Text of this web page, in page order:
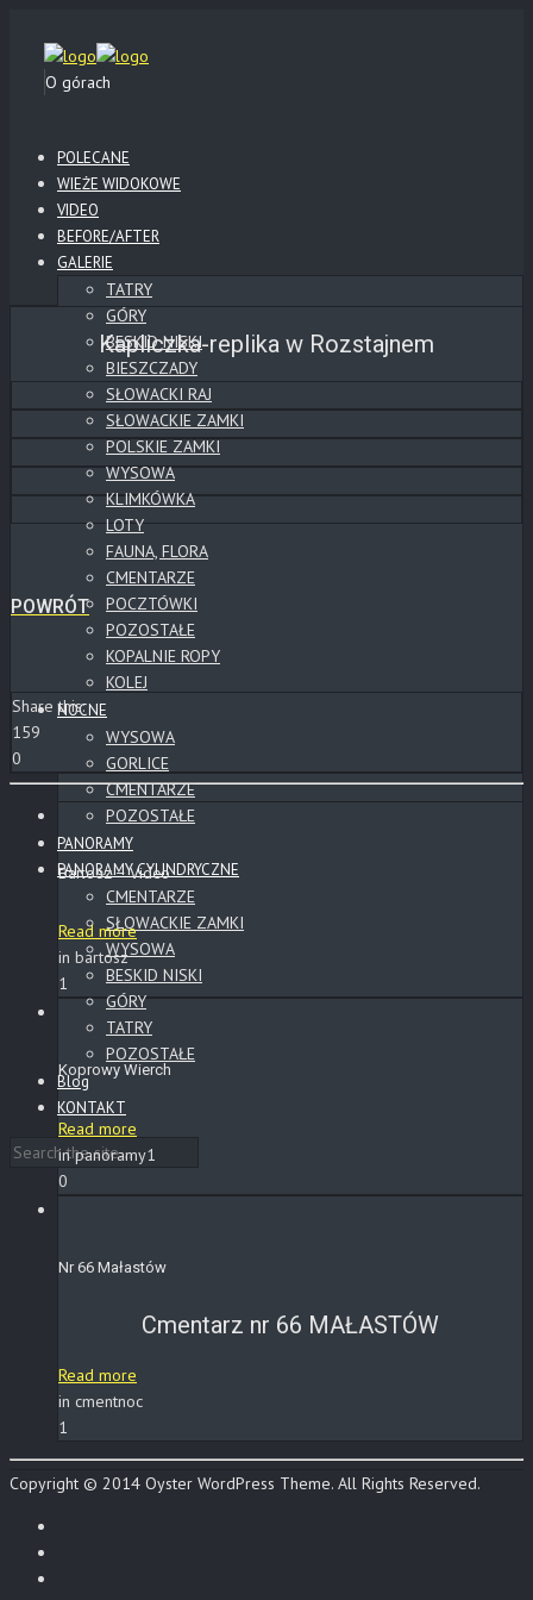
O górach
POLECANE
WIEŻE WIDOKOWE
VIDEO
BEFORE/AFTER
GALERIE
TATRY
GÓRY
BESKID NISKI
BIESZCZADY
SŁOWACKI RAJ
SŁOWACKIE ZAMKI
POLSKIE ZAMKI
WYSOWA
KLIMKÓWKA
LOTY
FAUNA, FLORA
CMENTARZE
POCZTÓWKI
POZOSTAŁE
KOPALNIE ROPY
KOLEJ
NOCNE
WYSOWA
GORLICE
CMENTARZE
POZOSTAŁE
PANORAMY
PANORAMY CYLINDRYCZNE
CMENTARZE
SŁOWACKIE ZAMKI
WYSOWA
BESKID NISKI
GÓRY
TATRY
POZOSTAŁE
Blog
KONTAKT
Kapliczka-replika w Rozstajnem
POWRÓT
Share this:
159
0
Bartosz – Video
Read more
in bartosz
1
Koprowy Wierch
Read more
in panoramy1
0
Nr 66 Małastów
Cmentarz nr 66 MAŁASTÓW
Read more
in cmentnoc
1
Copyright © 2014 Oyster WordPress Theme. All Rights Reserved.